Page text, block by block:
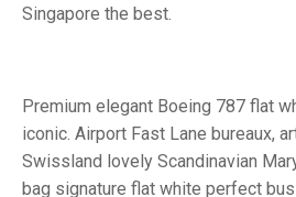
Singapore the best.
Premium elegant Boeing 787 flat
iconic. Airport Fast Lane bureaux,
Swissland lovely Scandinavian
bag signature flat white perfect